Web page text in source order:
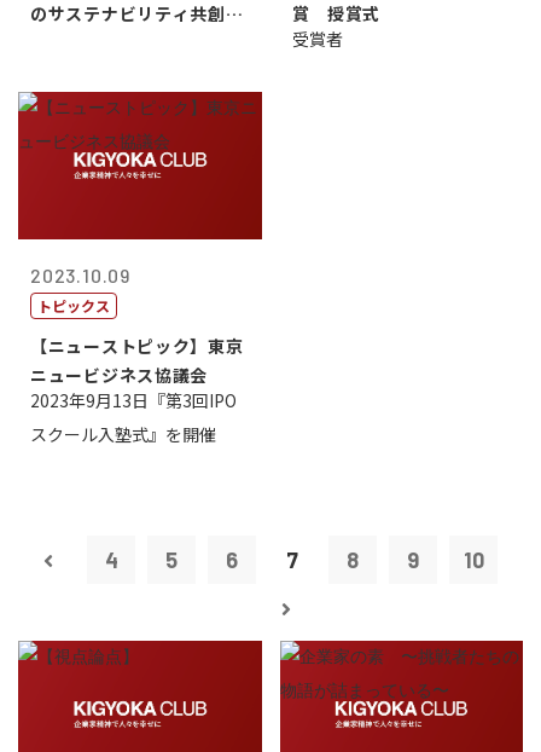
のサステナビリティ共創・
賞 授賞式
受賞者
2023.10.09
トピックス
【ニューストピック】東京
ニュービジネス協議会
2023年9月13日『第3回IPO
スクール入塾式』を開催
4 5 6 7 8 9 10